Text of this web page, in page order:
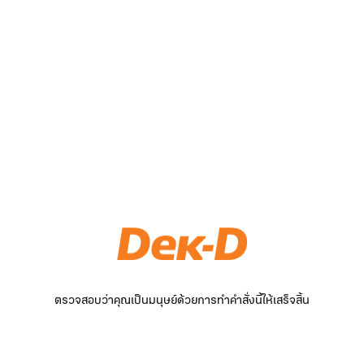
ตรวจสอบว่าคุณเป็นมนุษย์ด้วยการทำคำสั่งนี้ให้เสร็จสิ้น